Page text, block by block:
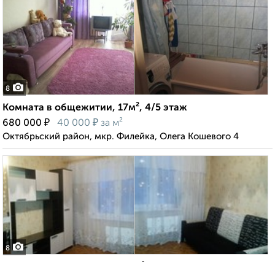
8
Комната в общежитии, 17м², 4/5 этаж
680 000 ₽ 40 000 ₽ за м²
Октябрьский район, мкр. Филейка, Олега Кошевого 4
8